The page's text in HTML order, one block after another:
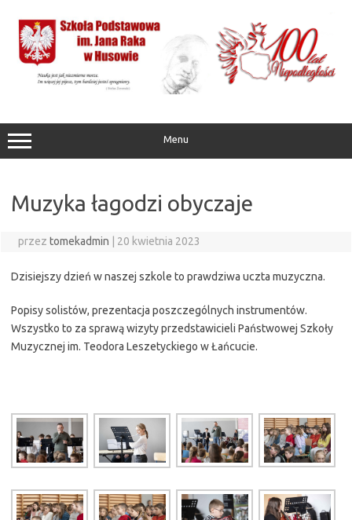
treści
Menu
Muzyka łagodzi obyczaje
przez tomekadmin | 20 kwietnia 2023
Dzisiejszy dzień w naszej szkole to prawdziwa uczta muzyczna.
Popisy solistów, prezentacja poszczególnych instrumentów.
Wszystko to za sprawą wizyty przedstawicieli Państwowej Szkoły
Muzycznej im. Teodora Leszetyckiego w Łańcucie.